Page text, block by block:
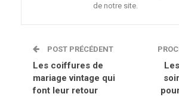
de notre site.
POST PRÉCÉDENT
Les coiffures de
mariage vintage qui
font leur retour